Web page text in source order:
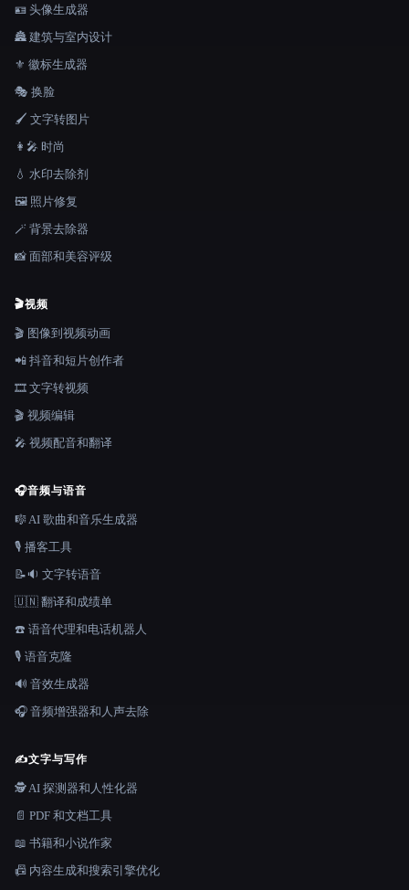
🪪 头像生成器
🏯 建筑与室内设计
⚜️ 徽标生成器
🎭 换脸
🖌️ 文字转图片
👩‍🎤 时尚
💧 水印去除剂
🖼️ 照片修复
🪄 背景去除器
📸 面部和美容评级
🎬视频
🎬 图像到视频动画
📲 抖音和短片创作者
🎞️ 文字转视频
🎬 视频编辑
🎤 视频配音和翻译
🎧音频与语音
🎼 AI 歌曲和音乐生成器
🎙️ 播客工具
📝🔉 文字转语音
🇺🇳 翻译和成绩单
☎️ 语音代理和电话机器人
🎙️ 语音克隆
🔊 音效生成器
🎧 音频增强器和人声去除
✍️文字与写作
🕵️ AI 探测器和人性化器
📄 PDF 和文档工具
📖 书籍和小说作家
📠 内容生成和搜索引擎优化